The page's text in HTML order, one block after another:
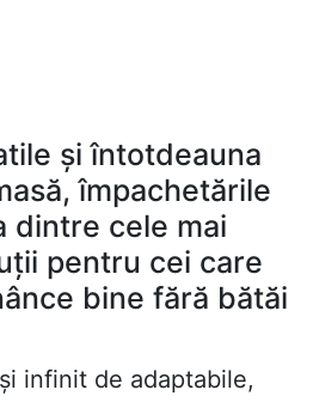
și întotdeauna
împachetările
dintre cele mai
pentru cei care
bine fără bătăi
infinit de adaptabile,